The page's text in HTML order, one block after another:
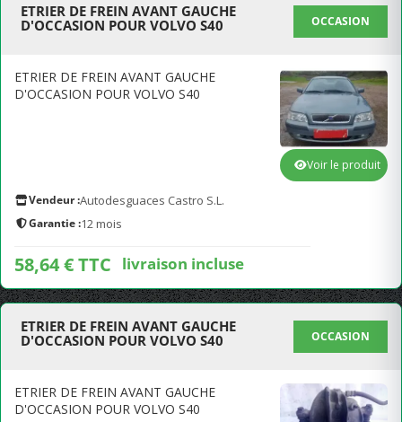
ETRIER DE FREIN AVANT GAUCHE
D'OCCASION POUR VOLVO S40
OCCASION
ETRIER DE FREIN AVANT GAUCHE
D'OCCASION POUR VOLVO S40
Vendeur :Autodesguaces Castro S.L.
Garantie :12 mois
58,64 € TTC livraison incluse
Voir le produit
ETRIER DE FREIN AVANT GAUCHE
D'OCCASION POUR VOLVO S40
OCCASION
ETRIER DE FREIN AVANT GAUCHE
D'OCCASION POUR VOLVO S40